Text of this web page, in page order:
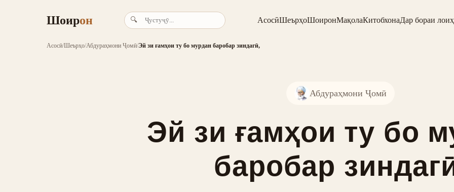
Шоирон 🔍 АсосӣШеърҳоШоиронМақолаКитобхонаДар бораи
Асосӣ/Шеърҳо/Абдураҳмони Ҷомӣ/Эй зи ғамҳои ту бо мурдан баробар зиндагӣ,
Абдураҳмони Ҷомӣ
Эй зи ғамҳои ту бо
баробар